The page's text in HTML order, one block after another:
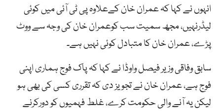
انہوں نے کہا کہ عمران خان کےعلاوہ پی ٹی آئی میں کوئی
لیڈرنہیں، مجھ سمیت سب کوعمران خان کی وجہ سے ووٹ
پڑے، عمران خان کا متبادل کوئی نہیں ہے۔
سابق وفاقی وزیر فیصل واوڈا نے کہا کہ پاک فوج ہماری اپنی
فوج ہے، عمران خان نے تجویز دی کہ تقرری کسی کی بھی ہو
لیکن یہ آنے والی حکومت کرے، غلط فہمیوں کو دورکرنے